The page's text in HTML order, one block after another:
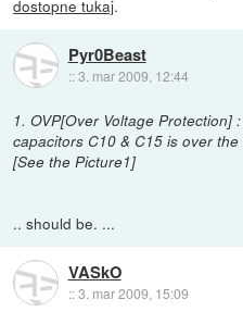
dostopne tukaj.
Pyr0Beast
::3. mar 2009, 12:44
1. OVP[Over Voltage Protection]
capacitors C10 & C15 is over
[See the Picture1]
.. should be. ...
VASkO
::3. mar 2009, 15:09